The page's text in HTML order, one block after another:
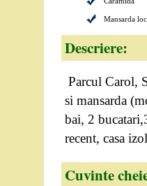
Mansarda
Descriere:
Parcul Carol,
si mansarda
bai, 2
recent, casa
Cuvinte